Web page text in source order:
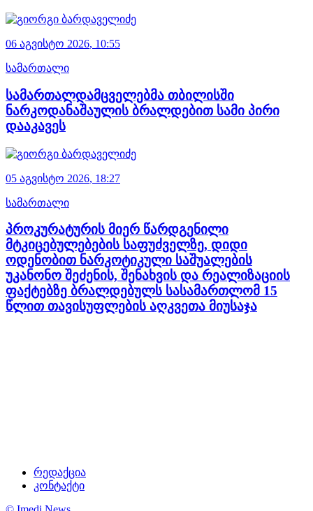
06 აგვისტო 2026, 10:55
სამართალი
სამართალდამცველებმა თბილისში
ნარკოდანაშაულის ბრალდებით სამი პირი
დააკავეს
05 აგვისტო 2026, 18:27
სამართალი
პროკურატურის მიერ წარდგენილი
მტკიცებულებების საფუძველზე, დიდი
ოდენობით ნარკოტიკული საშუალების
უკანონო შეძენის, შენახვის და რეალიზაციის
ფაქტებზე ბრალდებულს სასამართლომ 15
წლით თავისუფლების აღკვეთა მიუსაჯა
რედაქცია
კონტაქტი